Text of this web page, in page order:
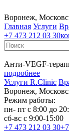
Воронеж,
Главная Услуги
+7 473 212 03 30
подробнее
Услуги R.Clinic
Воронеж,
Режим работы:
пн- пт с 8:00 до
сб-вс с 9:00-15:00
+7 473 212 03 30